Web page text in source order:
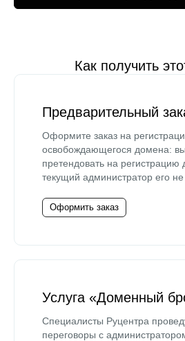
Как получить
Предварительный
Оформите заказ на
освобождающегося домена:
претендовать на регистрацию
текущий администратор его не
Оформить заказ
Услуга «Доменный
Специалисты Руцентра
переговоры с